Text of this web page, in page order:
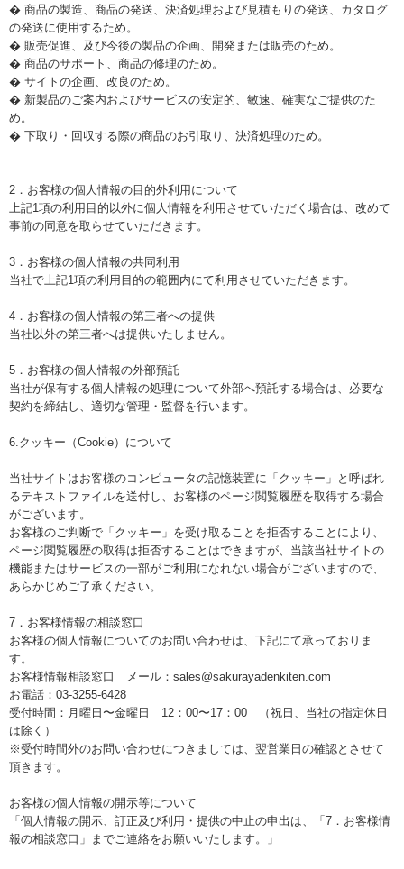
� 商品の製造、商品の発送、決済処理および見積もりの発送、カタログ
の発送に使用するため。
� 販売促進、及び今後の製品の企画、開発または販売のため。
� 商品のサポート、商品の修理のため。
� サイトの企画、改良のため。
� 新製品のご案内およびサービスの安定的、敏速、確実なご提供のた
め。
� 下取り・回収する際の商品のお引取り、決済処理のため。
2．お客様の個人情報の目的外利用について
上記1項の利用目的以外に個人情報を利用させていただく場合は、改めて
事前の同意を取らせていただきます。
3．お客様の個人情報の共同利用
当社で上記1項の利用目的の範囲内にて利用させていただきます。
4．お客様の個人情報の第三者への提供
当社以外の第三者へは提供いたしません。
5．お客様の個人情報の外部預託
当社が保有する個人情報の処理について外部へ預託する場合は、必要な
契約を締結し、適切な管理・監督を行います。
6.クッキー（Cookie）について
当社サイトはお客様のコンピュータの記憶装置に「クッキー」と呼ばれ
るテキストファイルを送付し、お客様のページ閲覧履歴を取得する場合
がございます。
お客様のご判断で「クッキー」を受け取ることを拒否することにより、
ページ閲覧履歴の取得は拒否することはできますが、当該当社サイトの
機能またはサービスの一部がご利用になれない場合がございますので、
あらかじめご了承ください。
7．お客様情報の相談窓口
お客様の個人情報についてのお問い合わせは、下記にて承っておりま
す。
お客様情報相談窓口 メール：sales@sakurayadenkiten.com
お電話：03-3255-6428
受付時間：月曜日〜金曜日 12：00〜17：00 （祝日、当社の指定休日
は除く）
※受付時間外のお問い合わせにつきましては、翌営業日の確認とさせて
頂きます。
お客様の個人情報の開示等について
「個人情報の開示、訂正及び利用・提供の中止の申出は、「7．お客様情
報の相談窓口」までご連絡をお願いいたします。」